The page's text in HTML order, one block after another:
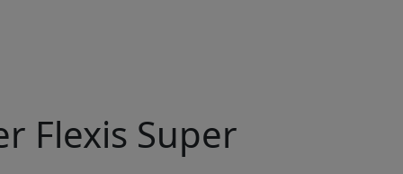
Flexis Super